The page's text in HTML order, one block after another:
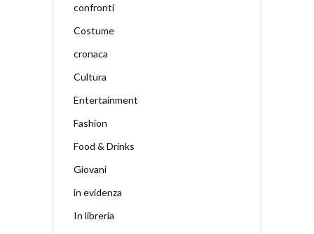
confronti
Costume
cronaca
Cultura
Entertainment
Fashion
Food & Drinks
Giovani
in evidenza
In libreria